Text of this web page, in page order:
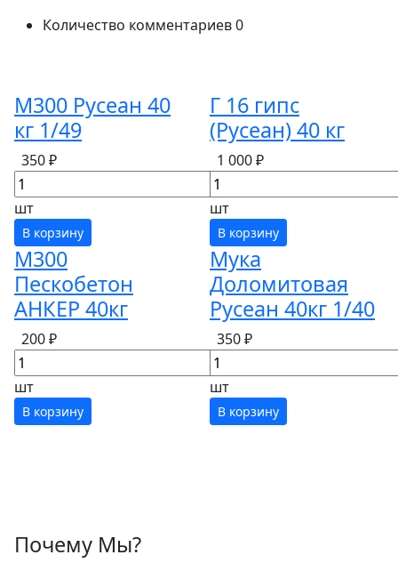
Количество комментариев0
М300 Русеан 40
кг 1/49
350 ₽
шт
В корзину
Г 16 гипс
(Русеан) 40 кг
1 000 ₽
шт
В корзину
М300
Пескобетон
АНКЕР 40кг
200 ₽
шт
В корзину
Мука
Доломитовая
Русеан 40кг 1/40
350 ₽
шт
В корзину
Почему Мы?